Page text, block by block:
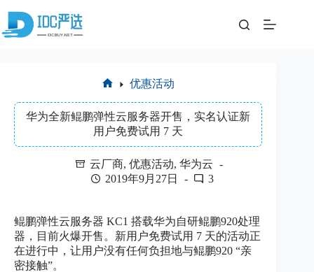
内
页
优惠活动
华为全新鲲鹏弹性云服务器开售，实名认证新
用户免费试用 7 天
云厂商, 优惠活动, 华为云
2019年9月27日
3
鲲鹏弹性云服务器 KC1 搭载华为自研鲲鹏920处理
器，目前火爆开售。新用户免费试用 7 天的活动正
在进行中，让用户没有任何负担地与鲲鹏920 “亲
密接触”。